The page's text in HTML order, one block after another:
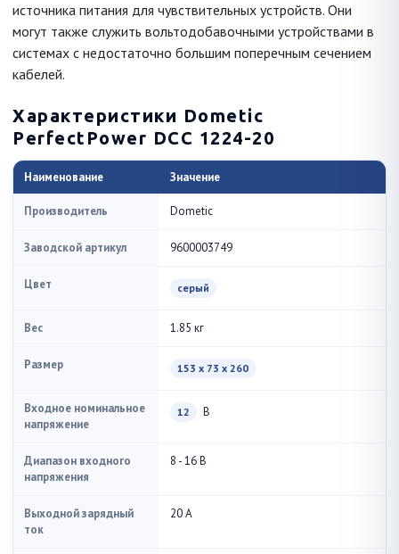
источника питания для чувствительных устройств. Они
могут также служить вольтодобавочными устройствами в
системах с недостаточно большим поперечным сечением
кабелей.
Характеристики Dometic
PerfectPower DCC 1224-20
Наименование Значение
Производитель Dometic
Заводской артикул 9600003749
Цвет серый
Вес 1.85 кг
Размер 153 x 73 x 260
Входное номинальное
напряжение
12 В
Диапазон входного
напряжения
8 - 16 В
Выходной зарядный
ток
20 А